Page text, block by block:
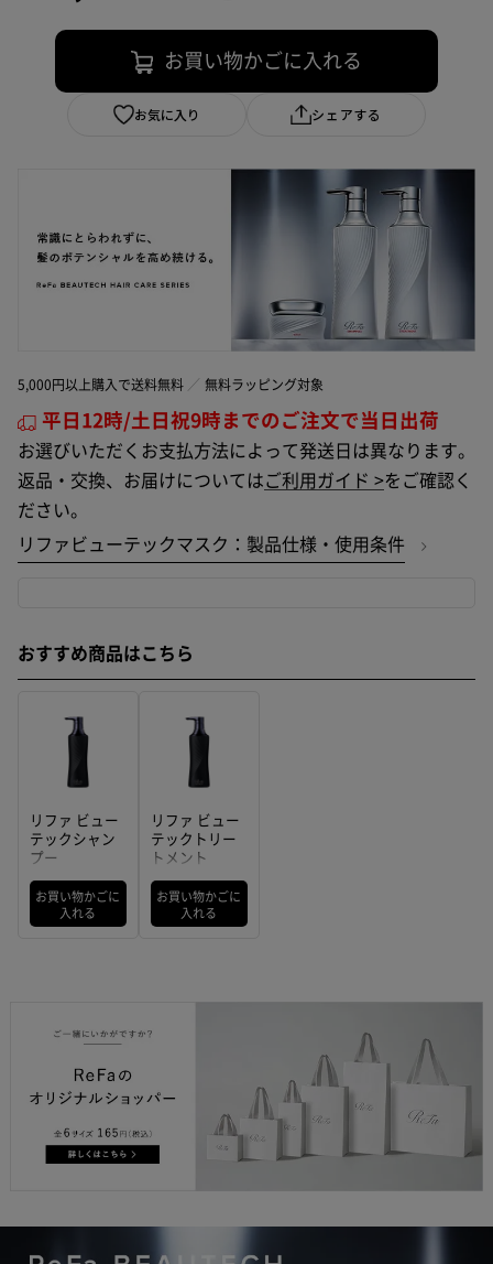
お買い物かごに入れる
お気に入り シェアする
5,000円以上購入で送料無料 無料ラッピング対象
平日12時/土日祝9時までのご注文で当日出荷
お選びいただくお支払方法によって発送日は異なります。
返品・交換、お届けについてはご利用ガイド >をご確認く
ださい。
リファビューテックマスク：製品仕様・使用条件
おすすめ商品はこちら
リファ ビュー
テックシャン
プー
ック）
お買い物かごに
入れる
リファ ビュー
テックトリー
トメント
ク）
お買い物かごに
入れる